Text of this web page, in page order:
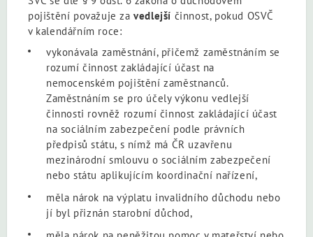
pojištění považuje zavedlejší činnost, pokud OSVČ
v kalendářním roce:
vykonávala zaměstnání, přičemž zaměstnáním se
rozumí činnost zakládající účast na
nemocenském pojištění zaměstnanců.
Zaměstnáním se pro účely výkonu vedlejší
činnosti rovněž rozumí činnost zakládající účast
na sociálním zabezpečení podle právních
předpisů státu, s nímž má ČR uzavřenu
mezinárodní smlouvu o sociálním zabezpečení
nebo státu aplikujícím koordinační nařízení,
měla nárok na výplatu invalidního důchodu nebo
jí byl přiznán starobní důchod,